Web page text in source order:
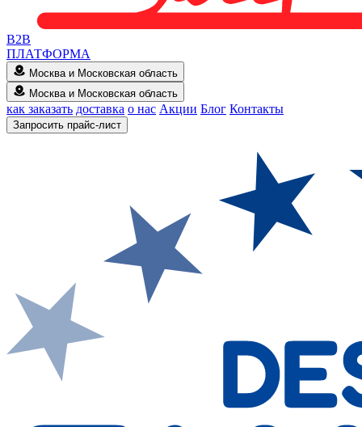
B2B
ПЛАТФОРМА
Москва и Московская область
Москва и Московская область
как заказать доставка о нас Акции Блог Контакты
Запросить прайс-лист